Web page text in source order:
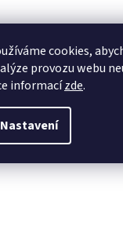
cookies,
provozu webu
informacízde.
Nastavení